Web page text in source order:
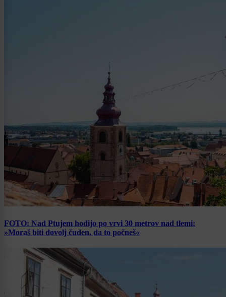
FOTO: Nad Ptujem hodijo po vrvi 30 metrov nad tlemi:
»Moraš biti dovolj čuden, da to počneš«